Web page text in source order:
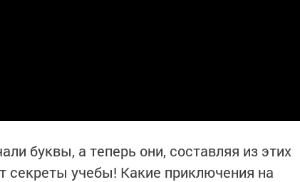
буквы, а теперь они, составляя из этих
секреты учебы! Какие приключения на